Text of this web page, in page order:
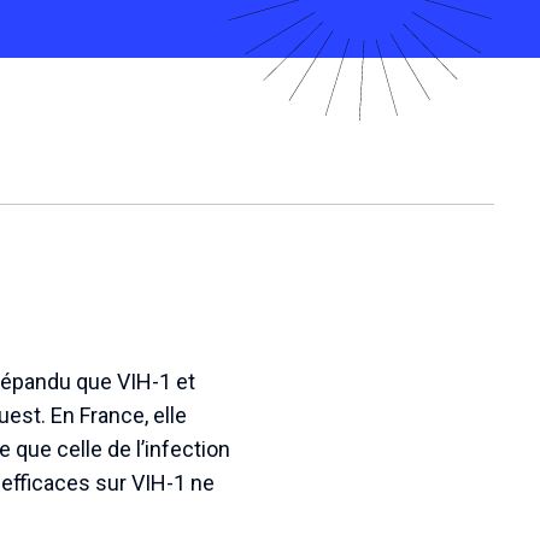
que VIH-1 et
En France, elle
que celle de l’infection
sur VIH-1 ne